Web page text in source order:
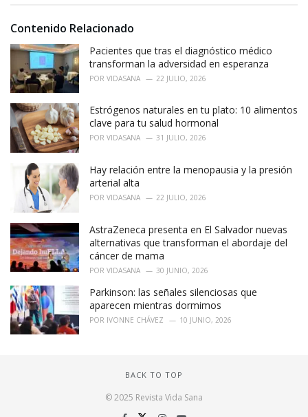
r
i
:
:Contenido Relacionado
Pacientes que tras el diagnóstico médico
transforman la adversidad en esperanza
POR VIDASANA 22 JULIO, 2026
Estrógenos naturales en tu plato: 10 alimentos
clave para tu salud hormonal
POR VIDASANA 31 JULIO, 2026
Hay relación entre la menopausia y la presión
arterial alta
POR VIDASANA 22 JULIO, 2026
AstraZeneca presenta en El Salvador nuevas
alternativas que transforman el abordaje del
cáncer de mama
POR VIDASANA 30 JUNIO, 2026
Parkinson: las señales silenciosas que
aparecen mientras dormimos
POR IVONNE CHÁVEZ 10 JUNIO, 2026
BACK TO TOP
© 2025 Revista Vida Sana